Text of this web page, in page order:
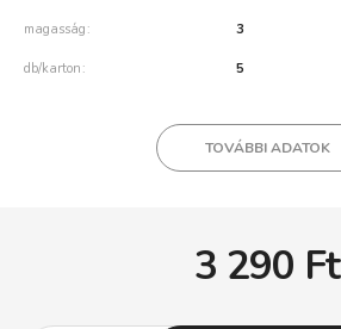
magasság 3
db/karton 5
TOVÁBBI ADATOK
3 290 Ft